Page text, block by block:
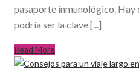
pasaporte inmunológico. Hay
podría ser la clave [...]
Read More